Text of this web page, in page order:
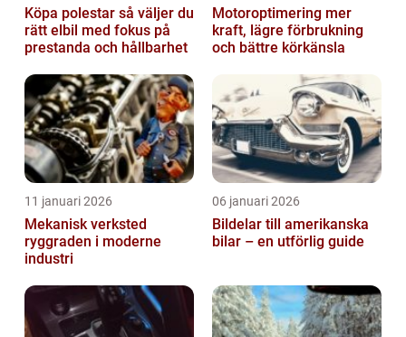
Köpa polestar så väljer du
rätt elbil med fokus på
prestanda och hållbarhet
Motoroptimering mer
kraft, lägre förbrukning
och bättre körkänsla
11 januari 2026
Mekanisk verksted
ryggraden i moderne
industri
06 januari 2026
Bildelar till amerikanska
bilar – en utförlig guide